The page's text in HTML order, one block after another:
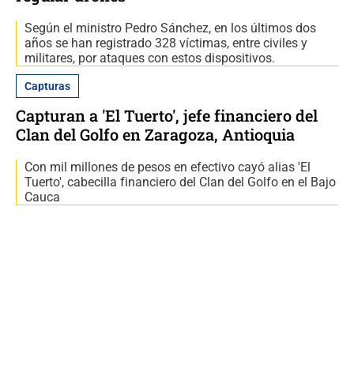
Según el ministro Pedro Sánchez, en los últimos dos
años se han registrado 328 víctimas, entre civiles y
militares, por ataques con estos dispositivos.
Capturas
Capturan a 'El Tuerto', jefe financiero del
Clan del Golfo en Zaragoza, Antioquia
Con mil millones de pesos en efectivo cayó alias 'El
Tuerto', cabecilla financiero del Clan del Golfo en el Bajo
Cauca